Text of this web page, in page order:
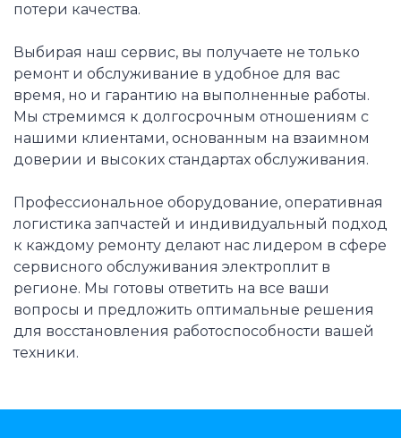
потери качества.
Выбирая наш сервис, вы получаете не только
ремонт и обслуживание в удобное для вас
время, но и гарантию на выполненные работы.
Мы стремимся к долгосрочным отношениям с
нашими клиентами, основанным на взаимном
доверии и высоких стандартах обслуживания.
Профессиональное оборудование, оперативная
логистика запчастей и индивидуальный подход
к каждому ремонту делают нас лидером в сфере
сервисного обслуживания электроплит в
регионе. Мы готовы ответить на все ваши
вопросы и предложить оптимальные решения
для восстановления работоспособности вашей
техники.